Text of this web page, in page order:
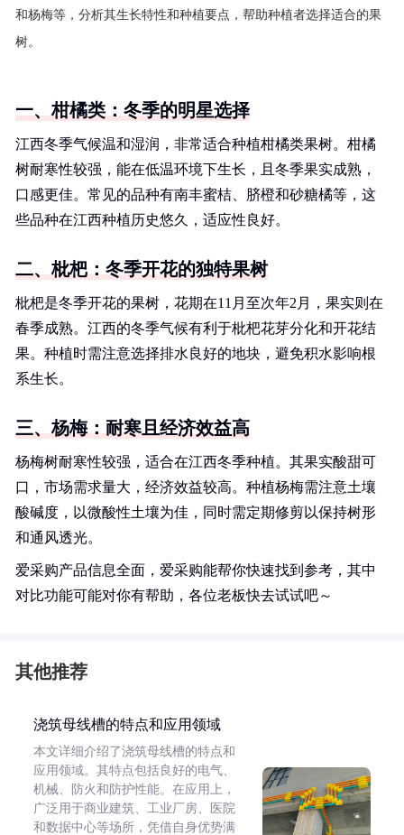
和杨梅等，分析其生长特性和种植要点，帮助种植者选择适合的果
树。
一、柑橘类：冬季的明星选择
江西冬季气候温和湿润，非常适合种植柑橘类果树。柑橘
树耐寒性较强，能在低温环境下生长，且冬季果实成熟，
口感更佳。常见的品种有南丰蜜桔、脐橙和砂糖橘等，这
些品种在江西种植历史悠久，适应性良好。
二、枇杷：冬季开花的独特果树
枇杷是冬季开花的果树，花期在11月至次年2月，果实则在
春季成熟。江西的冬季气候有利于枇杷花芽分化和开花结
果。种植时需注意选择排水良好的地块，避免积水影响根
系生长。
三、杨梅：耐寒且经济效益高
杨梅树耐寒性较强，适合在江西冬季种植。其果实酸甜可
口，市场需求量大，经济效益较高。种植杨梅需注意土壤
酸碱度，以微酸性土壤为佳，同时需定期修剪以保持树形
和通风透光。
爱采购产品信息全面，爱采购能帮你快速找到参考，其中
对比功能可能对你有帮助，各位老板快去试试吧～
其他推荐
浇筑母线槽的特点和应用领域
本文详细介绍了浇筑母线槽的特点和
应用领域。其特点包括良好的电气、
机械、防火和防护性能。在应用上，
广泛用于商业建筑、工业厂房、医院
和数据中心等场所，凭借自身优势满